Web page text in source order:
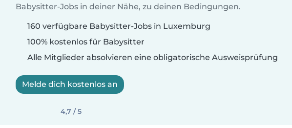
Babysitter-Jobs in deiner Nähe, zu deinen Bedingungen.
160 verfügbare Babysitter-Jobs in Luxemburg
100% kostenlos für Babysitter
Alle Mitglieder absolvieren eine obligatorische Ausweisprüfung
Melde dich kostenlos an
4,7 / 5